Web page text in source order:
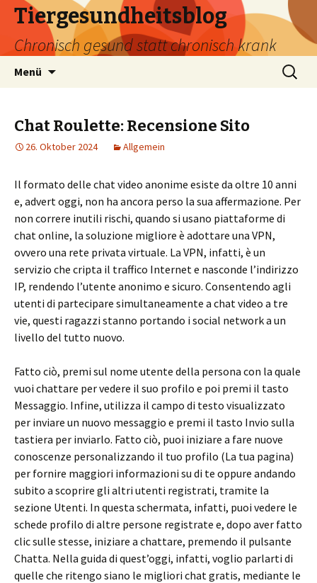
Tiergesundheitsblog
Chronisch gesund statt chronisch krank
Menü
Suchen
nach:
Chat Roulette: Recensione Sito
26. Oktober 2024 Allgemein
Il formato delle chat video anonime esiste da oltre 10 anni
e, advert oggi, non ha ancora perso la sua affermazione. Per
non correre inutili rischi, quando si usano piattaforme di
chat online, la soluzione migliore è adottare una VPN,
ovvero una rete privata virtuale. La VPN, infatti, è un
servizio che cripta il traffico Internet e nasconde l’indirizzo
IP, rendendo l’utente anonimo e sicuro. Consentendo agli
utenti di partecipare simultaneamente a chat video a tre
vie, questi ragazzi stanno portando i social network a un
livello del tutto nuovo.
Fatto ciò, premi sul nome utente della persona con la quale
vuoi chattare per vedere il suo profilo e poi premi il tasto
Messaggio. Infine, utilizza il campo di testo visualizzato
per inviare un nuovo messaggio e premi il tasto Invio sulla
tastiera per inviarlo. Fatto ciò, puoi iniziare a fare nuove
conoscenze personalizzando il tuo profilo (La tua pagina)
per fornire maggiori informazioni su di te oppure andando
subito a scoprire gli altri utenti registrati, tramite la
sezione Utenti. In questa schermata, infatti, puoi vedere le
schede profilo di altre persone registrate e, dopo aver fatto
clic sulle stesse, iniziare a chattare, premendo il pulsante
Chatta. Nella guida di quest’oggi, infatti, voglio parlarti di
quelle che ritengo siano le migliori chat gratis, mediante le